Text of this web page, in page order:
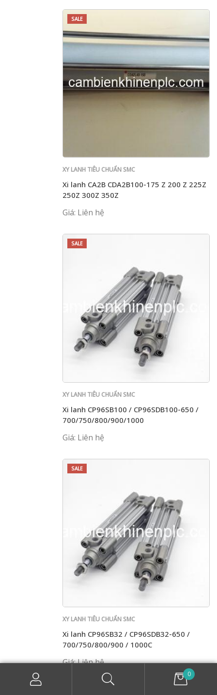
SALE
XY LANH TIÊU CHUẨN SMC
Xi lanh CA2B CDA2B100-175 Z 200 Z 225Z
250Z 300Z 350Z
Giá: Liên hệ
SALE
XY LANH TIÊU CHUẨN SMC
Xi lanh CP96SB100 / CP96SDB100-650 /
700/750/800/900/1000
Giá: Liên hệ
SALE
XY LANH TIÊU CHUẨN SMC
Xi lanh CP96SB32 / CP96SDB32-650 /
700/750/800/900 / 1000C
Giá: Liên hệ
0